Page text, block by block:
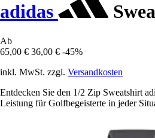
adidas
Ab
65,00 € 36,00 € -45%
inkl. MwSt. zzgl. Versandkosten
Entdecken Sie den 1/2 Zip Sweatshirt
Leistung für Golfbegeisterte in jeder